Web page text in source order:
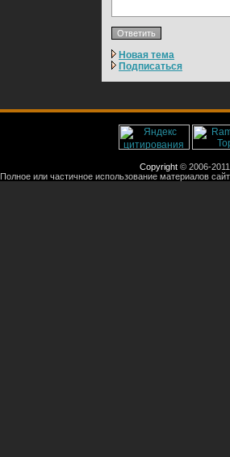
Новая тема
Подписаться
Copyright © 2006-
Полное или частичное использование материалов